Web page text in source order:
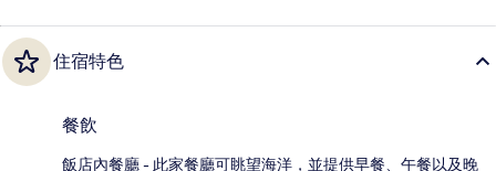
住宿特色
餐飲
飯店內餐廳 - 此家餐廳可眺望海洋，並提供早餐、午餐以及晚